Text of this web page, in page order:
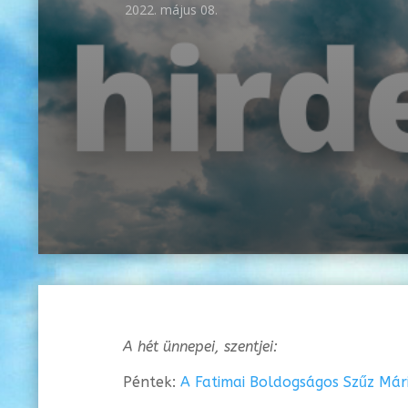
2022. május 08.
A hét ünnepei, szentjei:
Péntek: A Fatimai Boldogságos Szűz